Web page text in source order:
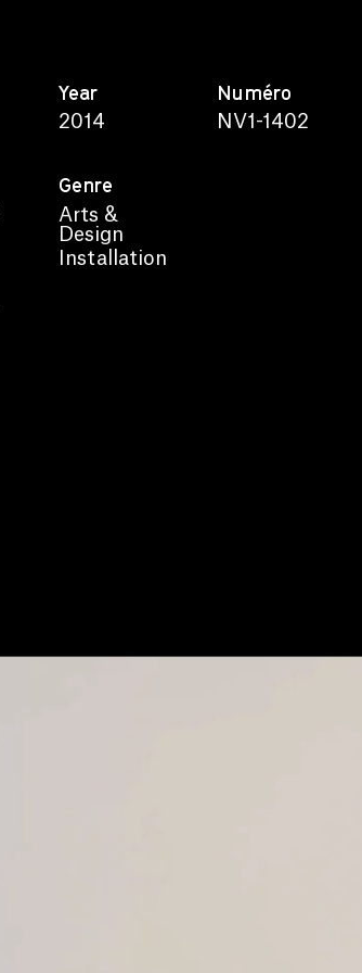
Year
2014
Genre
Arts &
Design
Installation
Numéro
NV1-1402